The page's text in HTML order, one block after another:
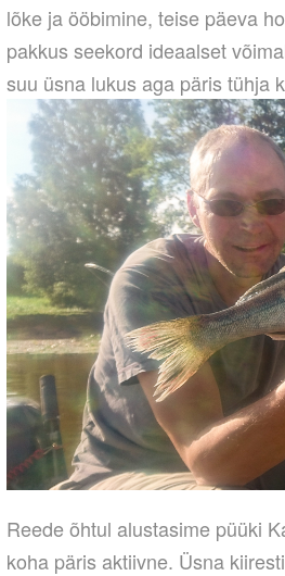
lõke ja ööbimine, teise päeva
pakkus seekord ideaalset
suu üsna lukus aga päris tühja
Reede õhtul alustasime püüki
koha päris aktiivne. Üsna